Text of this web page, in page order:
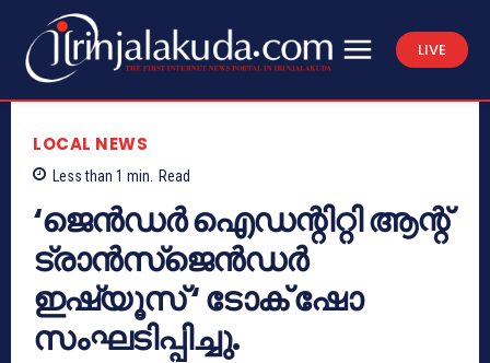
LIVE
LOCAL NEWS
Less than 1 min. Read
‘ജെന്‍ഡര്‍ ഐഡന്റിറ്റി ആന്റ്
ട്രാന്‍സ്‌ജെന്‍ഡര്‍
ഇഷ്യൂസ് ‘ ടോക് ഷോ
സംഘടിപ്പിച്ചു.